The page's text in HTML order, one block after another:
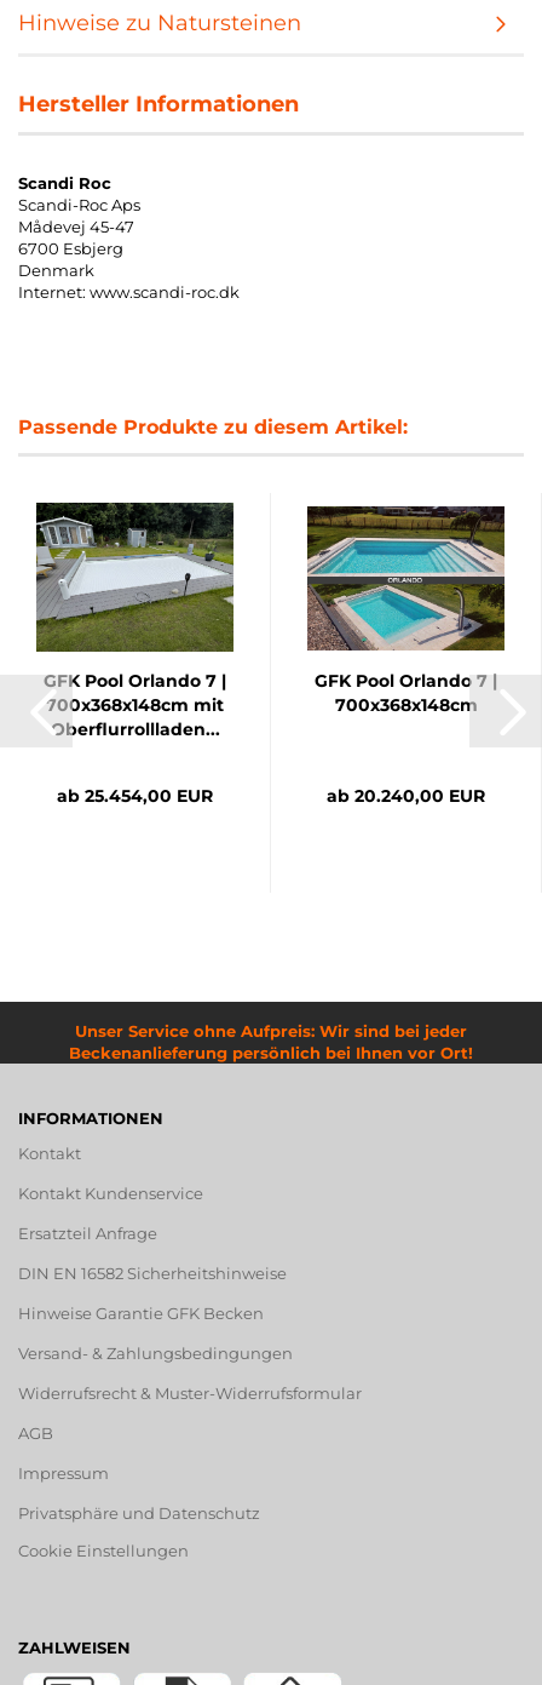
Hinweise zu Natursteinen
Hersteller Informationen
Scandi Roc
Scandi-Roc Aps
Mådevej 45-47
6700 Esbjerg
Denmark
Internet: www.scandi-roc.dk
Passende Produkte zu diesem Artikel:
GFK Pool Orlando 7 |
700x368x148cm mit
Oberflurrollladen...
ab 25.454,00 EUR
GFK Pool Orlando 7 |
700x368x148cm
ab 20.240,00 EUR
Unser Service ohne Aufpreis: Wir sind bei jeder
Beckenanlieferung persönlich bei Ihnen vor Ort!
INFORMATIONEN
Kontakt
Kontakt Kundenservice
Ersatzteil Anfrage
DIN EN 16582 Sicherheitshinweise
Hinweise Garantie GFK Becken
Versand- & Zahlungsbedingungen
Widerrufsrecht & Muster-Widerrufsformular
AGB
Impressum
Privatsphäre und Datenschutz
Cookie Einstellungen
ZAHLWEISEN